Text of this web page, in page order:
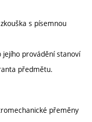
s písemnou
jejího provádění stanoví
předmětu.
přeměny